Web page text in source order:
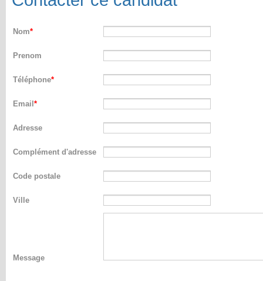
Nom
Prenom
Téléphone
Email
Adresse
Complément d'adresse
Code postale
Ville
Message